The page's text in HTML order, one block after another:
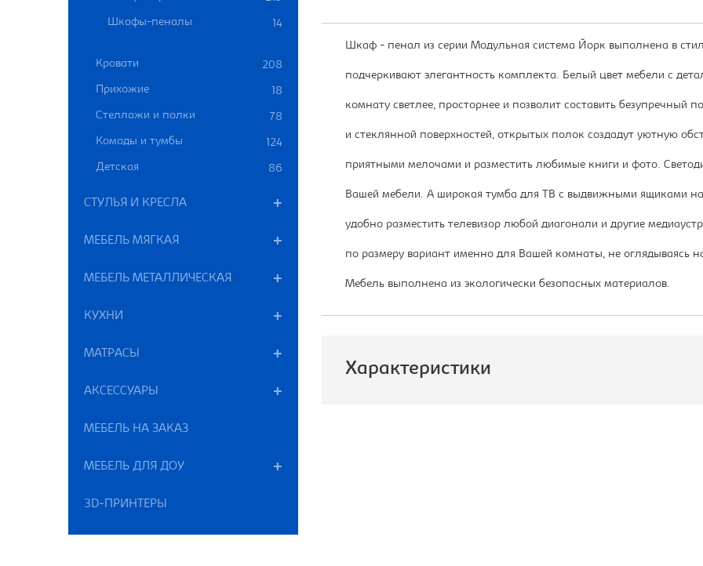
Шкафы-пеналы 14
Кровати 208
Прихожие 18
Стеллажи и полки 78
Комоды и тумбы 124
Детская 86
СТУЛЬЯ И КРЕСЛА
МЕБЕЛЬ МЯГКАЯ
МЕБЕЛЬ МЕТАЛЛИЧЕСКАЯ
КУХНИ
МАТРАСЫ
АКСЕССУАРЫ
МЕБЕЛЬ НА ЗАКАЗ
МЕБЕЛЬ ДЛЯ ДОУ
3D-ПРИНТЕРЫ
Шкаф - пенал из серии Модульная система Йорк выполнена в
подчеркивают элегантность комплекта. Белый цвет мебели с
комнату светлее, просторнее и позволит составить безупречный
и стеклянной поверхностей, открытых полок создадут уютную
приятными мелочами и разместить любимые книги и фото.
Вашей мебели. А широкая тумба для ТВ с выдвижными ящиками
удобно разместить телевизор любой диагонали и другие
по размеру вариант именно для Вашей комнаты, не оглядываясь
Мебель выполнена из экологически безопасных материалов.
Характеристики